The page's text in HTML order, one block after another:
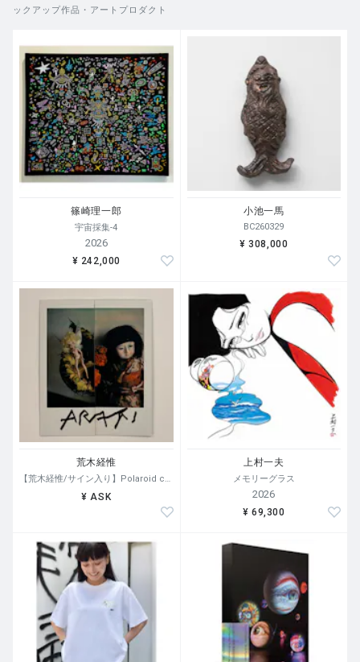
ックアップ作品・アートプロダクト
篠崎理一郎
宇宙採集-4
2026
¥ 242,000
小池一馬
BC260329
¥ 308,000
荒木経惟
【荒木経惟/サイン入り】Polaroid collage
¥ ASK
上村一夫
メモリーグラス
2026
¥ 69,300